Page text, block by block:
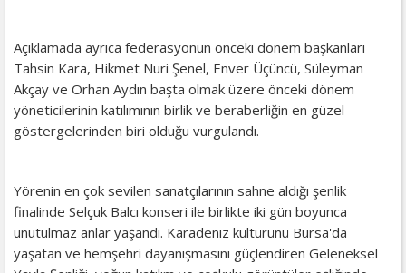
Açıklamada ayrıca federasyonun önceki dönem başkanları
Tahsin Kara, Hikmet Nuri Şenel, Enver Üçüncü, Süleyman
Akçay ve Orhan Aydın başta olmak üzere önceki dönem
yöneticilerinin katılımının birlik ve beraberliğin en güzel
göstergelerinden biri olduğu vurgulandı.
Yörenin en çok sevilen sanatçılarının sahne aldığı şenlik
finalinde Selçuk Balcı konseri ile birlikte iki gün boyunca
unutulmaz anlar yaşandı. Karadeniz kültürünü Bursa'da
yaşatan ve hemşehri dayanışmasını güçlendiren Geleneksel